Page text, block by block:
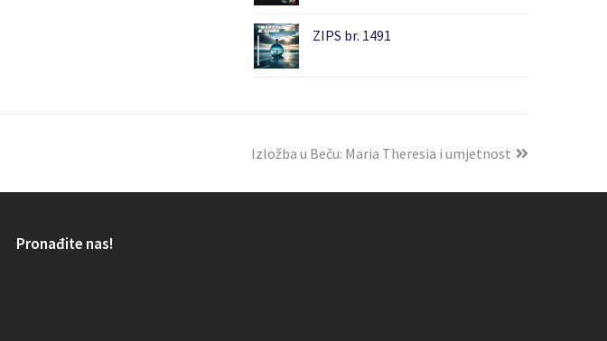
ZIPS br. 1491
Izložba u Beču: Maria Theresia i umjetnost
Pronađite nas!